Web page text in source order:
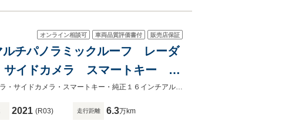
オンライン相談可 車両品質評価書付 販売店保証
ルチパノラミックルーフ レーダ
イドカメラ スマートキー 純
フレール ディーゼル 禁煙車
★ネクステージ夏トクフェア開催！８月８～１６日まで★バックカメラ・サイドカメラ・スマートキー・純正１６インチアルミ・オートエアコン・ルーフレール・ＥＴＣ
2021 (R03) 走行距離 6.3万km